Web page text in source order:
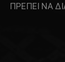
ΠΡΕΠΕΙ ΝΑ